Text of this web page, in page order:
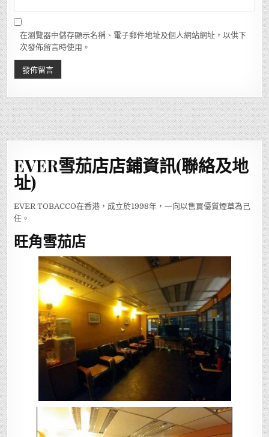
在瀏覽器中儲存顯示名稱、電子郵件地址及個人網站網址，以供下
次發佈留言時使用。
EVER雪茄店店鋪資訊(聯絡及地
址)
EVER TOBACCO在香港，成立於1998年，一向以售買優質煙草為己
任。
旺角雪茄店